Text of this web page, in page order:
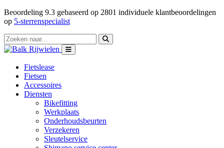
Beoordeling 9.3 gebaseerd op 2801 individuele klantbeoordelingen
op 5-sterrenspecialist
Fietslease
Fietsen
Accessoires
Diensten
Bikefitting
Werkplaats
Onderhoudsbeurten
Verzekeren
Sleutelservice